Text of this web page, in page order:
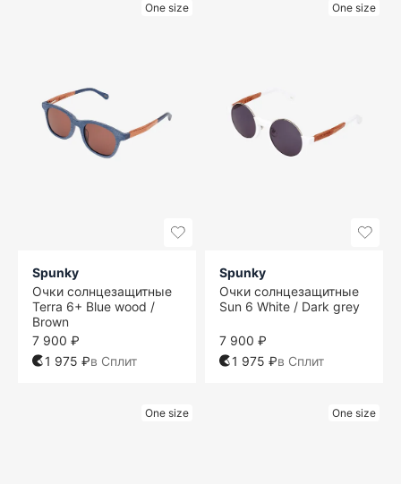
One size
Spunky
Очки солнцезащитные
Terra 6+ Blue wood /
Brown
7 900 ₽
1 975 ₽в Сплит
One size
Spunky
Очки солнцезащитные
Sun 6 White / Dark grey
7 900 ₽
1 975 ₽в Сплит
One size One size